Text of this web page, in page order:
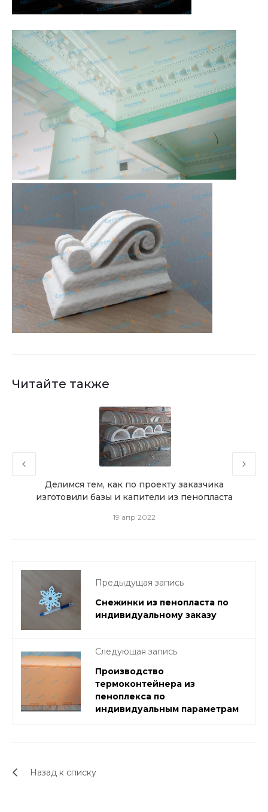
Читайте также
Делимся тем, как по проекту заказчика
изготовили базы и капители из пенопласта
19 апр 2022
Предыдущая запись
Снежинки из пенопласта по
индивидуальному заказу
Следующая запись
Производство
термоконтейнера из
пеноплекса по
индивидуальным параметрам
Назад к списку